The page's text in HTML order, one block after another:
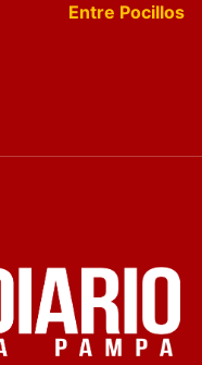
Entre Pocillos